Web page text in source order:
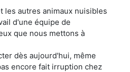
les autres animaux nuisibles
d'une équipe de
que nous mettons à
dès aujourd'hui, même
encore fait irruption chez